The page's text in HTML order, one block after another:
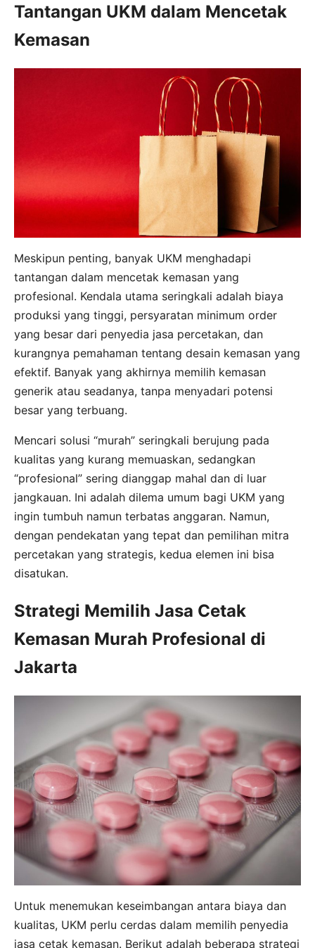
Tantangan UKM dalam Mencetak
Kemasan
Meskipun penting, banyak UKM menghadapi
tantangan dalam mencetak kemasan yang
profesional. Kendala utama seringkali adalah biaya
produksi yang tinggi, persyaratan minimum order
yang besar dari penyedia jasa percetakan, dan
kurangnya pemahaman tentang desain kemasan yang
efektif. Banyak yang akhirnya memilih kemasan
generik atau seadanya, tanpa menyadari potensi
besar yang terbuang.
Mencari solusi “murah” seringkali berujung pada
kualitas yang kurang memuaskan, sedangkan
“profesional” sering dianggap mahal dan di luar
jangkauan. Ini adalah dilema umum bagi UKM yang
ingin tumbuh namun terbatas anggaran. Namun,
dengan pendekatan yang tepat dan pemilihan mitra
percetakan yang strategis, kedua elemen ini bisa
disatukan.
Strategi Memilih Jasa Cetak
Kemasan Murah Profesional di
Jakarta
Untuk menemukan keseimbangan antara biaya dan
kualitas, UKM perlu cerdas dalam memilih penyedia
jasa cetak kemasan. Berikut adalah beberapa strategi